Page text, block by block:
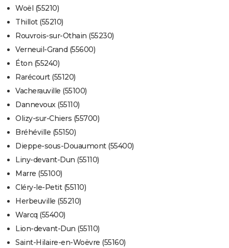
Woël (55210)
Thillot (55210)
Rouvrois-sur-Othain (55230)
Verneuil-Grand (55600)
Éton (55240)
Rarécourt (55120)
Vacherauville (55100)
Dannevoux (55110)
Olizy-sur-Chiers (55700)
Bréhéville (55150)
Dieppe-sous-Douaumont (55400)
Liny-devant-Dun (55110)
Marre (55100)
Cléry-le-Petit (55110)
Herbeuville (55210)
Warcq (55400)
Lion-devant-Dun (55110)
Saint-Hilaire-en-Woëvre (55160)